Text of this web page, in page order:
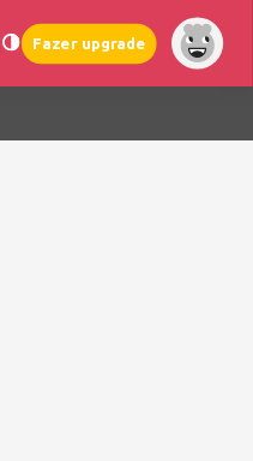
Fazer upgrade